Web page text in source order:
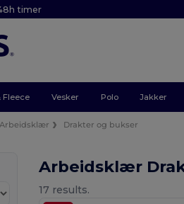
timer
Fleece Vesker Polo Jakker
Arbeidsklær Drakter og bukser
Arbeidsklær
17 results.